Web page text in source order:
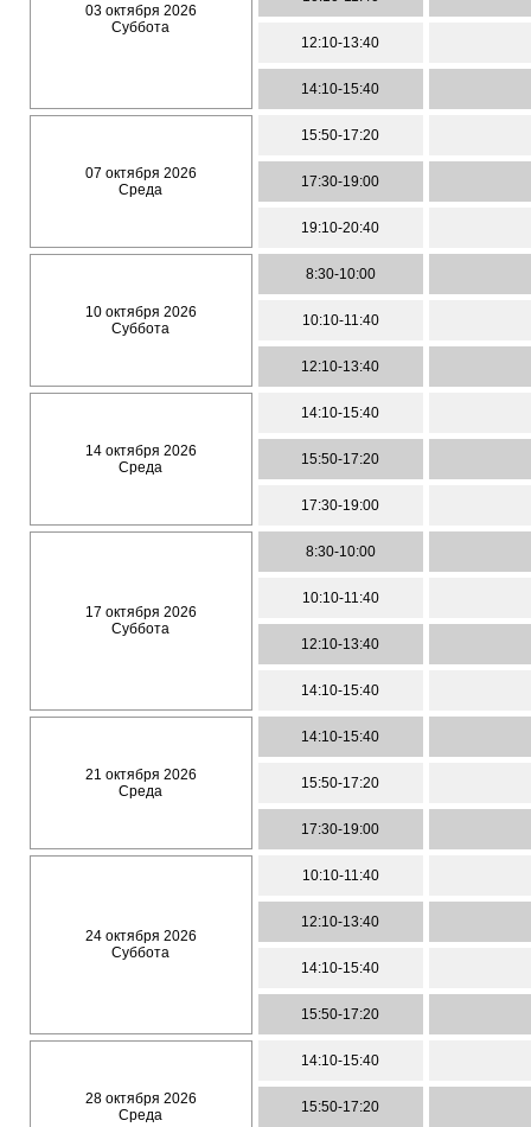
03 октября 2026
Суббота
12:10-13:40
14:10-15:40
07 октября 2026
Среда
15:50-17:20
17:30-19:00
19:10-20:40
10 октября 2026
Суббота
8:30-10:00
10:10-11:40
12:10-13:40
14 октября 2026
Среда
14:10-15:40
15:50-17:20
17:30-19:00
17 октября 2026
Суббота
8:30-10:00
10:10-11:40
12:10-13:40
14:10-15:40
21 октября 2026
Среда
14:10-15:40
15:50-17:20
17:30-19:00
24 октября 2026
Суббота
10:10-11:40
12:10-13:40
14:10-15:40
15:50-17:20
28 октября 2026
Среда
14:10-15:40
15:50-17:20